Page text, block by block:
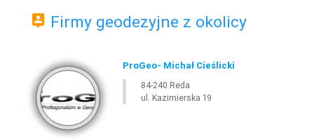
Firmy geodezyjne z okolicy
ProGeo- Michał Cieślicki
84-240 Reda
ul. Kazimierska 19